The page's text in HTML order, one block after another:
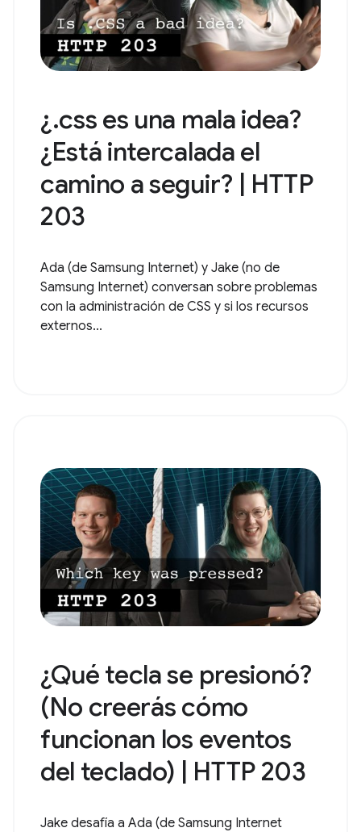
¿.css es una mala idea?
¿Está intercalada el
camino a seguir? | HTTP
203
Ada (de Samsung Internet) y Jake (no de
Samsung Internet) conversan sobre problemas
con la administración de CSS y si los recursos
externos...
¿Qué tecla se presionó?
(No creerás cómo
funcionan los eventos
del teclado) | HTTP 203
Jake desafía a Ada (de Samsung Internet